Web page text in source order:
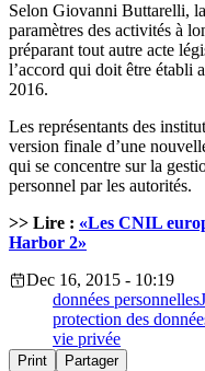
Selon Giovanni Buttarelli,
paramètres des activités à
préparant tout autre acte
l’accord qui doit être établi
2016.
Les représentants des
version finale d’une
qui se concentre sur la
personnel par les autorités.
>> Lire : «Les CNIL
Harbor 2»
Dec 16, 2015 - 10:19
données personnelles
protection des
vie privée
Print Partager